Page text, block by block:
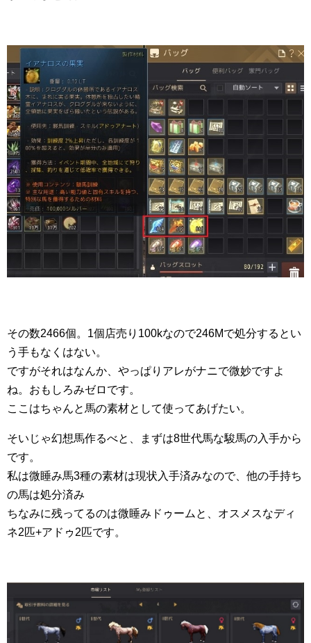
その数2466個。1個店売り100kなので246Mで処分するとい
う手もなくはない。
ですがそれはなんか、やっぱりアレがナニで微妙ですよ
ね。おもしろみゼロです。
ここはちゃんと馬の素材として使ってあげたい。
そいじゃ幻想馬作るべと、まずは8世代馬な駿馬の入手から
です。
私は微睡み馬3種の素材は現状入手済みなので、他の手持ち
の馬は処分済み
ちなみに残ってるのは微睡みドゥームと、オスメスなディ
ネ2匹+アドゥ2匹です。